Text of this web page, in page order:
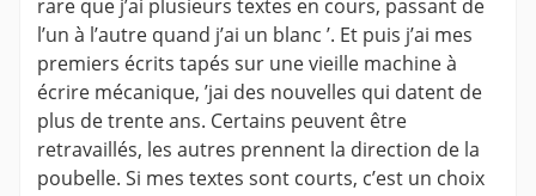
rare que j’ai plusieurs textes en cours, passant de
l’un à l’autre quand j’ai un blanc ’. Et puis j’ai mes
premiers écrits tapés sur une vieille machine à
écrire mécanique, ’jai des nouvelles qui datent de
plus de trente ans. Certains peuvent être
retravaillés, les autres prennent la direction de la
poubelle. Si mes textes sont courts, c’est un choix